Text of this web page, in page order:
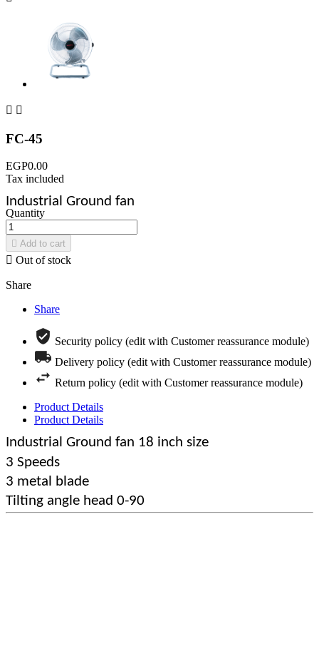
 
FC-45
EGP0.00
Tax included
Industrial Ground fan
Quantity
 Add to cart
 Out of stock
Share
Share
Security policy (edit with Customer reassurance module)
Delivery policy (edit with Customer reassurance module)
Return policy (edit with Customer reassurance module)
Product Details
Product Details
Industrial Ground fan 18 inch size
3 Speeds
3 metal blade
Tilting angle head 0-90